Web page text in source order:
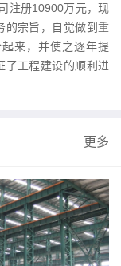
注册10900万元，现
的宗旨，自觉做到重
来，并使之逐年提
了工程建设的顺利进
更多